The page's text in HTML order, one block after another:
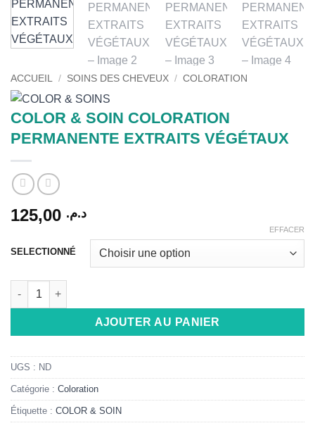
ACCUEIL / SOINS DES CHEVEUX / COLORATION
COLOR & SOIN COLORATION
PERMANENTE EXTRAITS VÉGÉTAUX
د.م.
SELECTIONNÉ
EFFACER
quantité de COLOR & SOIN COLORATION PERMANENTE
AJOUTER AU PANIER
UGS : ND
Catégorie : Coloration
Étiquette : COLOR & SOIN